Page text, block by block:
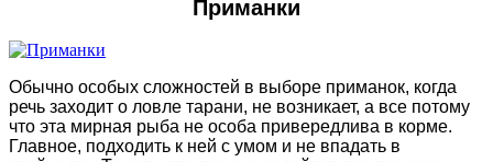
Приманки
Обычно особых сложностей в выборе приманок, когда
речь заходит о ловле тарани, не возникает, а все потому
что эта мирная рыба не особа привередлива в корме.
Главное, подходить к ней с умом и не впадать в